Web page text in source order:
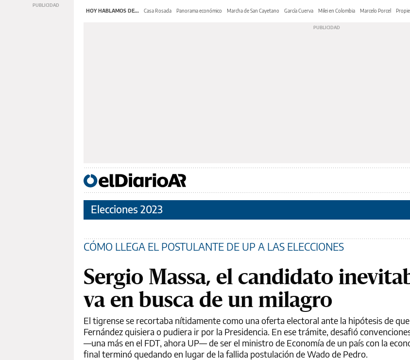
HOY HABLAMOS DE... Casa Rosada Panorama económico Marcha de San Cayetano García Cuerva Milei en Colombia Marcelo Porcel
Elecciones 2023
CÓMO LLEGA EL POSTULANTE DE UP A LAS ELECCIONES
Sergio Massa, el candidato
va en busca de un milagro
El tigrense se recortaba nítidamente como una oferta electoral ante la hipótesis de
Fernández quisiera o pudiera ir por la Presidencia. En ese trámite, desafió
—una más en el FDT, ahora UP— de ser el ministro de Economía de un país con la
final terminó quedando en lugar de la fallida postulación de Wado de Pedro.